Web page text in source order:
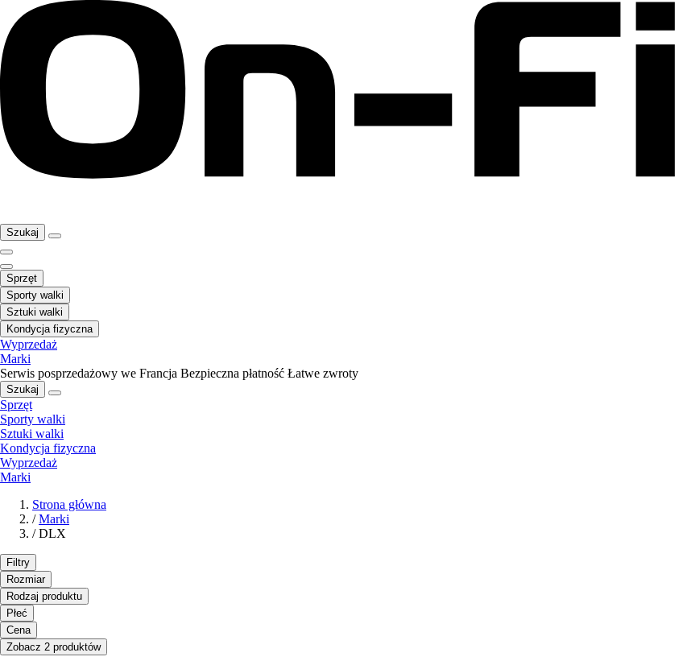
Szukaj
Sprzęt
Sporty walki
Sztuki walki
Kondycja fizyczna
Wyprzedaż
Marki
Serwis posprzedażowy we Francja Bezpieczna płatność Łatwe zwroty
Szukaj
Sprzęt
Sporty walki
Sztuki walki
Kondycja fizyczna
Wyprzedaż
Marki
Strona główna
/ Marki
/ DLX
Filtry
Rozmiar
Rodzaj produktu
Płeć
Cena
Zobacz 2 produktów